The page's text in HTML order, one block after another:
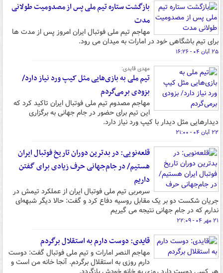
بازگشت ستاره تیم ملی پس از مصدومیت طولانی
مدت
مهاجم تیم ملی فوتبال ایران امروز پس از مدت ها
برای تیم باشگاهی خود در امارات به میدان می رود.
۲۵ آبان ۰۴ - ۱۶:۲۶
مهدی قایدی:
تیم ملی به بازی‌هایی مثل کیپ ورد نیاز دارد/
بزودی برمی‌گردم
مهاجم مصدوم تیم ملی فوتبال ایران تاکید کرد که
این تیم برای حضور در جام جهانی به برگزاری
دیدارهایی مثل دیدار با کیپ ورد نیاز دارد.
۲۲ آبان ۰۴ - ۲۱:۰۰
قلعه‌نویی: در بدترین دوران تاریخ فوتبال ایران
هستیم/ در جام‌جهانی حرف زیادی برای گفتن
داریم
سرمربی تیم ملی فوتبال ایران از عملکرد تیمش در
جریان شکست دو بر یک مقابل روسیه دفاع کرد و گفت: حالا دیگر شبهه‌ای
ندارم که در جام جهانی نتیجه می گیریم
۲۱ مهر ۰۴ - ۲۲:۰۹
قایدی: دوست دارم به استقلال برگردم
مهاجم النصر امارات و تیم ملی فوتبال گفت: دوست
دارم روزی به استقلال برگردم. آنجا خانه من است و